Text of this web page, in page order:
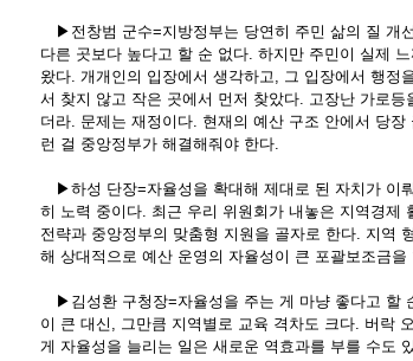
▶전창범 군수=지방정부는 당연히 주민 삶의 질 개
다른 곳보다 높다고 할 순 없다. 하지만 주민이 실제
왔다. 개개인의 입장에서 생각하고, 그 입장에서 행정
서 찾지 않고 작은 곳에서 먼저 찾았다. 고장난 가로
더라. 문제는 재정이다. 현재의 예산 구조 안에서 당
런 걸 중앙정부가 해결해줘야 한다.
▶하성 단장=자율성을 확대해 제대로 된 자치가 이
히 노력 중이다. 최근 우리 위원회가 내놓은 지역경제
전략과 중앙정부의 맞춤형 지원을 골자로 한다. 지역
해 상대적으로 예산 운영의 자율성이 큰 포괄보조금
▶김성환 구청장=자율성을 주는 게 마냥 좋다고 할
이 큰 대신, 그만큼 지역별로 교육 격차도 크다. 버락
게 자율성을 늘리는 일은 새로운 역효과를 부를 수도